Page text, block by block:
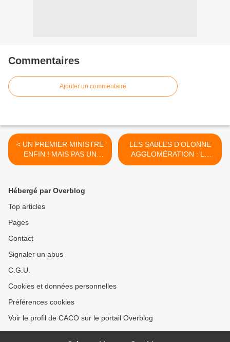
Commentaires
Ajouter un commentaire
< UN PREMIER MINISTRE
ENFIN ! MAIS PAS UN
PREMIER CHOIX
LES SABLES D’OLONNE
AGGLOMÉRATION : LA
VANNERIE DEVIENT « LES
Hébergé par Overblog
Top articles
Pages
Contact
Signaler un abus
C.G.U.
Cookies et données personnelles
Préférences cookies
Voir le profil de CACO sur le portail Overblog